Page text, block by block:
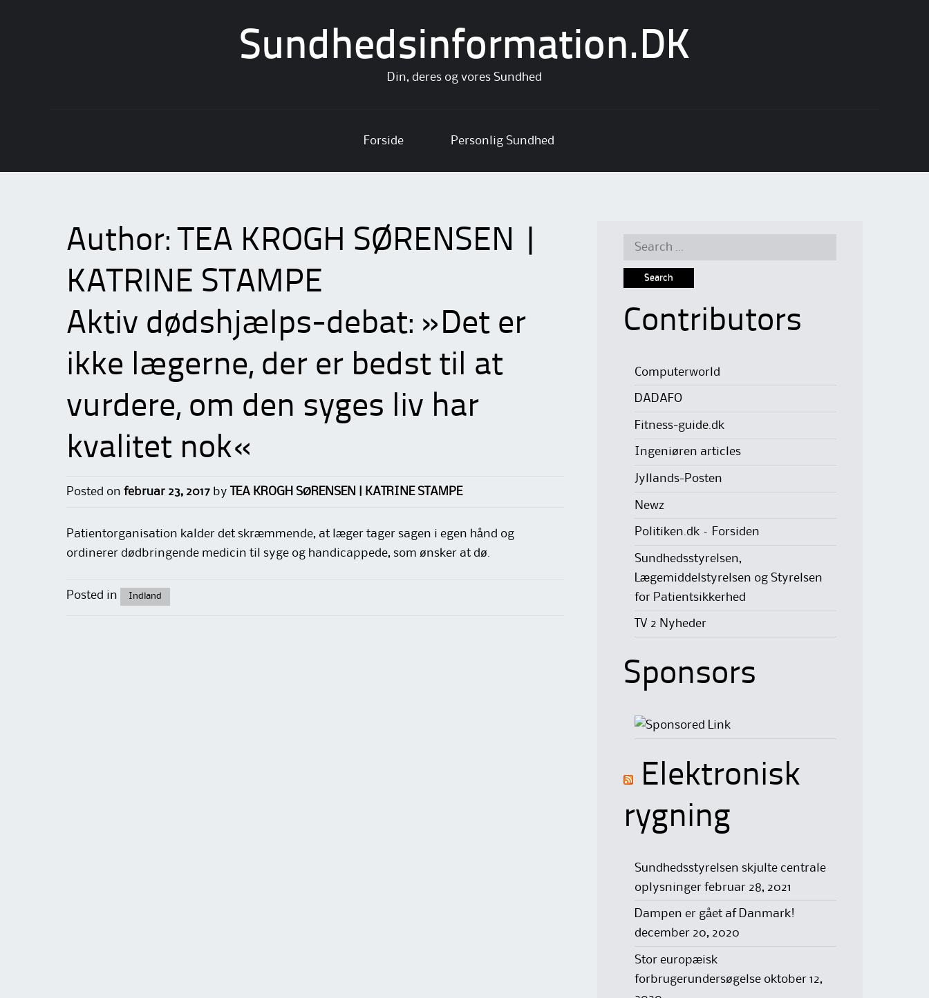
Sundhedsinformation.DK
Din, deres og vores Sundhed
content
Forside Personlig Sundhed
Author:TEA KROGH SØRENSEN |
KATRINE STAMPE
Aktiv dødshjælps-debat: »Det er
ikke lægerne, der er bedst til at
vurdere, om den syges liv har
kvalitet nok«
Posted on februar 23, 2017 by TEA KROGH SØRENSEN | KATRINE STAMPE
Patientorganisation kalder det skræmmende, at læger tager sagen i egen hånd og
ordinerer dødbringende medicin til syge og handicappede, som ønsker at dø.
Posted in Indland
Search
Contributors
Computerworld
DADAFO
Fitness-guide.dk
Ingeniøren articles
Jyllands-Posten
Newz
Politiken.dk – Forsiden
Sundhedsstyrelsen,
Lægemiddelstyrelsen og Styrelsen
for Patientsikkerhed
TV 2 Nyheder
Sponsors
Elektronisk
rygning
Sundhedsstyrelsen skjulte centrale
oplysninger februar 28, 2021
Dampen er gået af Danmark!
december 20, 2020
Stor europæisk
forbrugerundersøgelse oktober 12,